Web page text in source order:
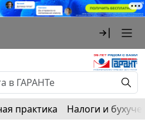
практика Налоги и